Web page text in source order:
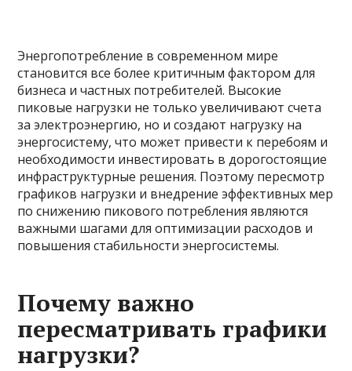
Энергопотребление в современном мире
становится все более критичным фактором для
бизнеса и частных потребителей. Высокие
пиковые нагрузки не только увеличивают счета
за электроэнергию, но и создают нагрузку на
энергосистему, что может привести к перебоям и
необходимости инвестировать в дорогостоящие
инфраструктурные решения. Поэтому пересмотр
графиков нагрузки и внедрение эффективных мер
по снижению пикового потребления являются
важными шагами для оптимизации расходов и
повышения стабильности энергосистемы.
Почему важно
пересматривать графики
нагрузки?